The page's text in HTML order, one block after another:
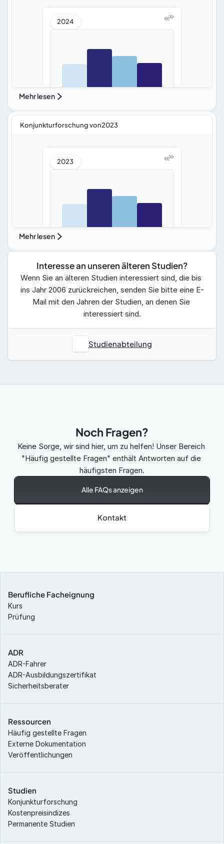
2024
Mehr lesen
Konjunkturforschung von2023
2023
Mehr lesen
Interesse an unseren älteren Studien?
Wenn Sie an älteren Studien interessiert sind, die bis
ins Jahr 2006 zurückreichen, senden Sie bitte eine E-
Mail mit den Jahren der Studien, an denen Sie
interessiert sind.
Studienabteilung
Noch Fragen?
Keine Sorge, wir sind hier, um zu helfen! Unser Bereich
"Häufig gestellte Fragen" enthält Antworten auf die
häufigsten Fragen.
Alle FAQs anzeigen
Kontakt
Berufliche Facheignung
Kurs
Prüfung
ADR
ADR-Fahrer
ADR-Ausbildungszertifikat
Sicherheitsberater
Ressourcen
Häufig gestellte Fragen
Externe Dokumentation
Veröffentlichungen
Studien
Konjunkturforschung
Kostenpreisindizes
Permanente Studien